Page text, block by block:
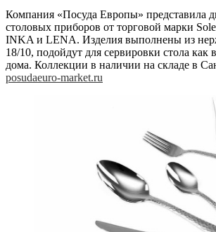
Компания «Посуда Европы» представила
столовых приборов от торговой марки
INKA и LENA. Изделия выполнены из
18/10, подойдут для сервировки стола как
дома. Коллекции в наличии на складе в
posudaeuro-market.ru